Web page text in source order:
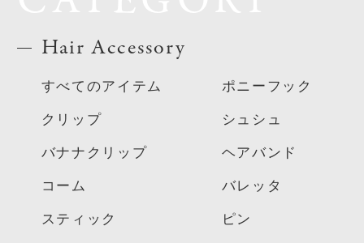
Hair Accessory
すべてのアイテム
クリップ
バナナクリップ
コーム
スティック
ポニーフック
シュシュ
ヘアバンド
バレッタ
ピン